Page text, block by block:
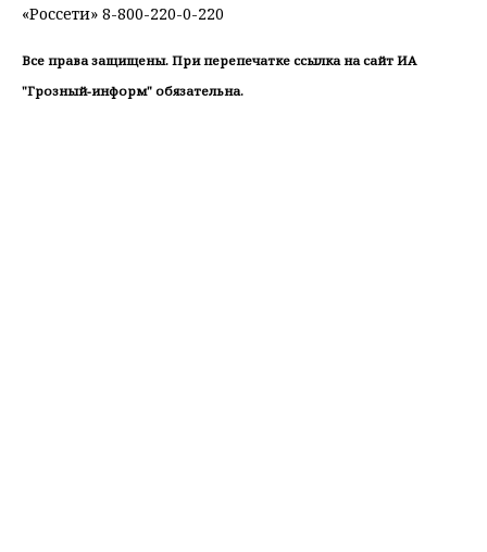
«Россети» 8-800-220-0-220
Все права защищены. При перепечатке ссылка на сайт ИА
"Грозный-информ" обязательна.